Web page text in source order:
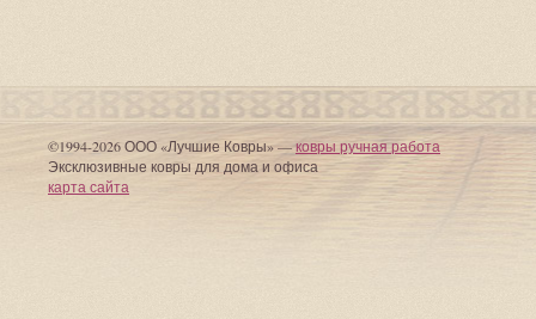
©1994-2026 ООО «Лучшие Ковры» —ковры ручная работа
Эксклюзивные ковры для дома и офиса
карта сайта